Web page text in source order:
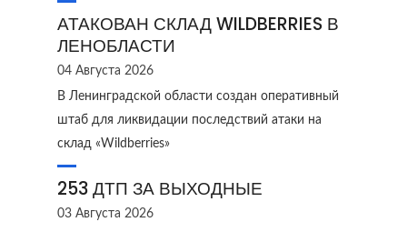
АТАКОВАН СКЛАД WILDBERRIES В
ЛЕНОБЛАСТИ
04 Августа 2026
В Ленинградской области создан оперативный
штаб для ликвидации последствий атаки на
склад «Wildberries»
253 ДТП ЗА ВЫХОДНЫЕ
03 Августа 2026